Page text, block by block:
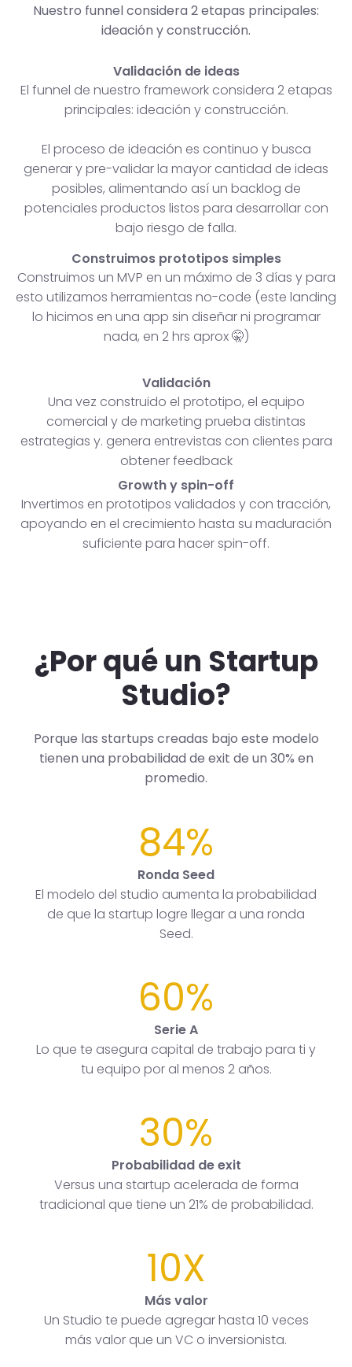
Nuestro funnel considera 2 etapas principales:
ideación y construcción.
Validación de ideas
El funnel de nuestro framework considera 2 etapas
principales: ideación y construcción.
El proceso de ideación es continuo y busca
generar y pre-validar la mayor cantidad de ideas
posibles, alimentando así un backlog de
potenciales productos listos para desarrollar con
bajo riesgo de falla.
Construimos prototipos simples
Construimos un MVP en un máximo de 3 días y para
esto utilizamos herramientas no-code (este landing
lo hicimos en una app sin diseñar ni programar
nada, en 2 hrs aprox 🤫)
Validación
Una vez construido el prototipo, el equipo
comercial y de marketing prueba distintas
estrategias y. genera entrevistas con clientes para
obtener feedback
Growth y spin-off
Invertimos en prototipos validados y con tracción,
apoyando en el crecimiento hasta su maduración
suficiente para hacer spin-off.
¿Por qué un Startup
Studio?
Porque las startups creadas bajo este modelo
tienen una probabilidad de exit de un 30% en
promedio.
84%
Ronda Seed
El modelo del studio aumenta la probabilidad
de que la startup logre llegar a una ronda
Seed.
60%
Serie A
Lo que te asegura capital de trabajo para ti y
tu equipo por al menos 2 años.
30%
Probabilidad de exit
Versus una startup acelerada de forma
tradicional que tiene un 21% de probabilidad.
10X
Más valor
Un Studio te puede agregar hasta 10 veces
más valor que un VC o inversionista.